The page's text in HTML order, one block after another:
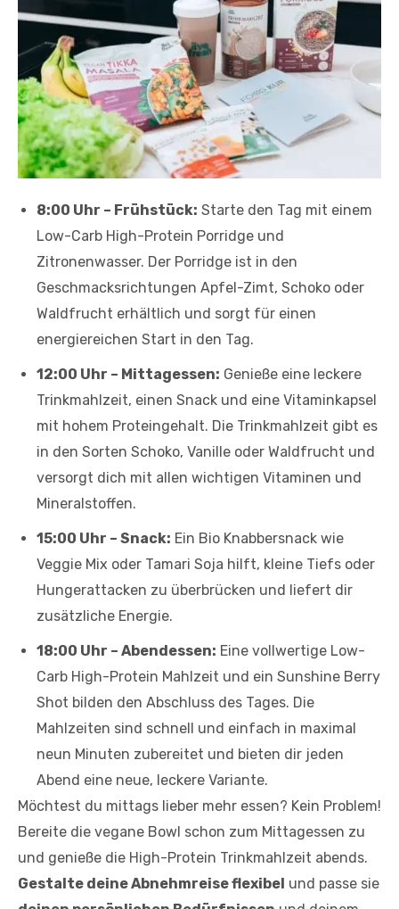
8:00 Uhr – Frühstück: Starte den Tag mit einem
Low-Carb High-Protein Porridge und
Zitronenwasser. Der Porridge ist in den
Geschmacksrichtungen Apfel-Zimt, Schoko oder
Waldfrucht erhältlich und sorgt für einen
energiereichen Start in den Tag.
12:00 Uhr – Mittagessen: Genieße eine leckere
Trinkmahlzeit, einen Snack und eine Vitaminkapsel
mit hohem Proteingehalt. Die Trinkmahlzeit gibt es
in den Sorten Schoko, Vanille oder Waldfrucht und
versorgt dich mit allen wichtigen Vitaminen und
Mineralstoffen.
15:00 Uhr – Snack: Ein Bio Knabbersnack wie
Veggie Mix oder Tamari Soja hilft, kleine Tiefs oder
Hungerattacken zu überbrücken und liefert dir
zusätzliche Energie.
18:00 Uhr – Abendessen: Eine vollwertige Low-
Carb High-Protein Mahlzeit und ein Sunshine Berry
Shot bilden den Abschluss des Tages. Die
Mahlzeiten sind schnell und einfach in maximal
neun Minuten zubereitet und bieten dir jeden
Abend eine neue, leckere Variante.
Möchtest du mittags lieber mehr essen? Kein Problem!
Bereite die vegane Bowl schon zum Mittagessen zu
und genieße die High-Protein Trinkmahlzeit abends.
Gestalte deine Abnehmreise flexibel und passe sie